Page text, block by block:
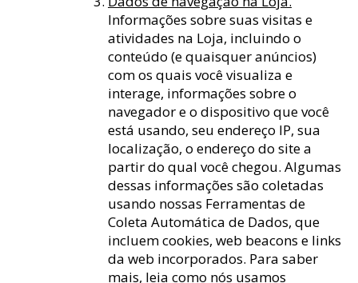
Informações sobre suas visitas e
atividades na Loja, incluindo o
conteúdo (e quaisquer anúncios)
com os quais você visualiza e
interage, informações sobre o
navegador e o dispositivo que você
está usando, seu endereço IP, sua
localização, o endereço do site a
partir do qual você chegou. Algumas
dessas informações são coletadas
usando nossas Ferramentas de
Coleta Automática de Dados, que
incluem cookies, web beacons e links
da web incorporados. Para saber
mais, leia como nós usamos